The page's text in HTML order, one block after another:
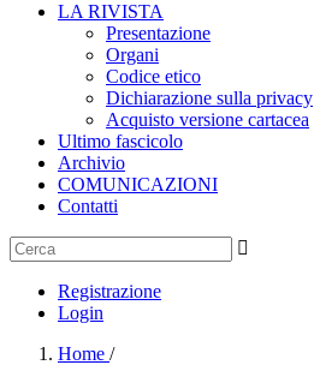
LA RIVISTA
Presentazione
Organi
Codice etico
Dichiarazione sulla privacy
Acquisto versione cartacea
Ultimo fascicolo
Archivio
COMUNICAZIONI
Contatti
Registrazione
Login
Home /